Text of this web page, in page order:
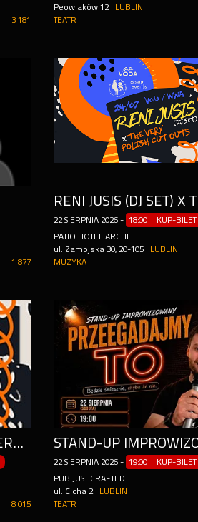
3 181
Peowiaków 12
LUBLIN
TEATR
1 877
22 SIERPNIA 2026 - 18:00 | KUP-BILET
PATIO HOTEL ARCHE
ul. Zamojska 30, 20-105
LUBLIN
MUZYKA
RENI JUSIS (DJ SET) X THE VERY POLISH CUT OUTS
8 015
22 SIERPNIA 2026 - 19:00 | KUP-BILET
PUB JUST CRAFTED
ul. Cicha 2
LUBLIN
TEATR